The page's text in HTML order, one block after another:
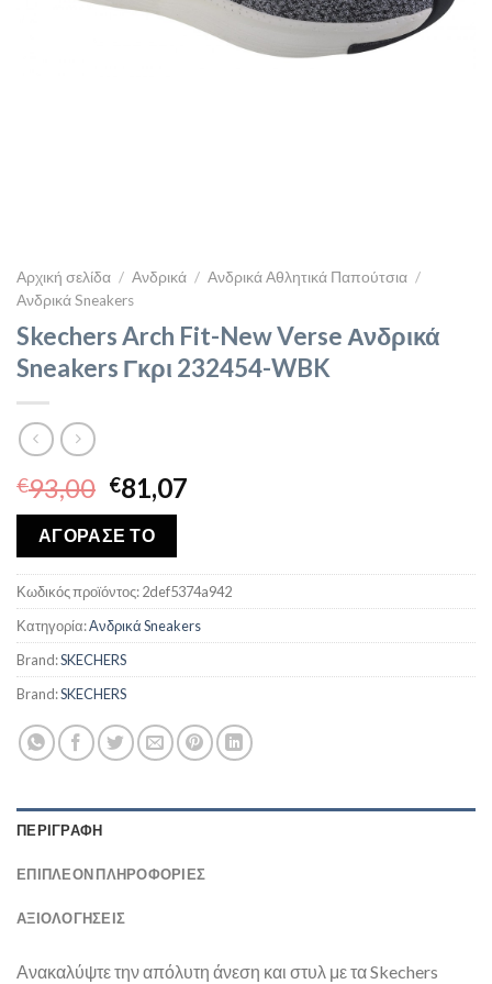
Αρχική σελίδα / Ανδρικά / Ανδρικά Αθλητικά Παπούτσια /
Ανδρικά Sneakers
Skechers Arch Fit-New Verse Ανδρικά
Sneakers Γκρι 232454-WBK
€93,00 Original
price
was:
€93,00.
€81,07
€81,07.
ΑΓΟΡΑΣΕ ΤΟ
Κωδικός προϊόντος:2def5374a942
Κατηγορία:Ανδρικά Sneakers
Brand:SKECHERS
Brand:SKECHERS
ΠΕΡΙΓΡΑΦΉ
ΕΠΙΠΛΈΟΝ ΠΛΗΡΟΦΟΡΊΕΣ
ΑΞΙΟΛΟΓΗΣΕΙΣ
Ανακαλύψτε την απόλυτη άνεση και στυλ με τα Skechers